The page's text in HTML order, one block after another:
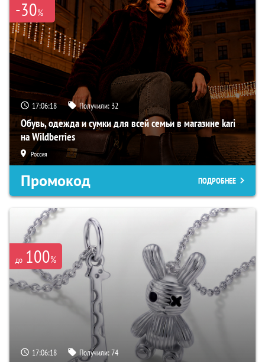
-30%
17:06:17 Получили: 32
Обувь, одежда и сумки для всей семьи в магазине kari
на Wildberries
Россия
Промокод ПОДРОБНЕЕ
до 100%
17:06:17 Получили:74